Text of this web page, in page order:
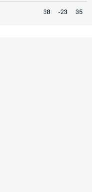
38 -23 35